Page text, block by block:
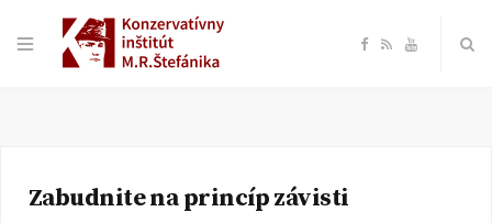
F R Y
Zabudnite na princíp závisti